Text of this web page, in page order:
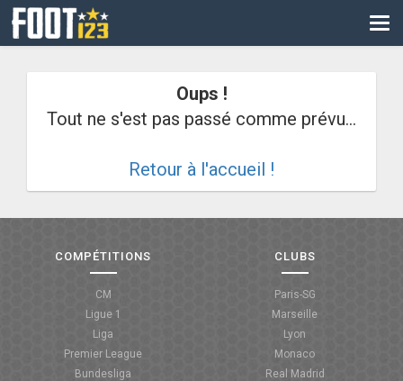
CM
COUPE DE FRANCE
Oups !
Tout ne s'est pas passé comme prévu...
Retour à l'accueil !
COMPÉTITIONS
CM
Ligue 1
Liga
Premier League
Bundesliga
CLUBS
Paris-SG
Marseille
Lyon
Monaco
Real Madrid